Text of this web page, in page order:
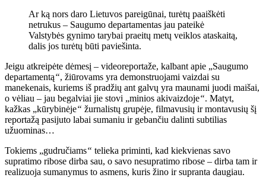
Ar ką nors daro Lietuvos pareigūnai, turėtų paaiškėti
netrukus – Saugumo departamentas jau pateikė
Valstybės gynimo tarybai praeitų metų veiklos ataskaitą,
dalis jos turėtų būti paviešinta.
Jeigu atkreipėte dėmesį – videoreportaže, kalbant apie „Saugumo
departamentą“, žiūrovams yra demonstruojami vaizdai su
manekenais, kuriems iš pradžių ant galvų yra maunami juodi maišai,
o vėliau – jau begalviai jie stovi „minios akivaizdoje“. Matyt,
kažkas „kūrybinėje“ žurnalistų grupėje, filmavusių ir montavusių šį
reportažą pasijuto labai sumaniu ir gebančiu dalinti subtilias
užuominas…
Tokiems „gudručiams“ telieka priminti, kad kiekvienas savo
supratimo ribose dirba sau, o savo nesupratimo ribose – dirba tam ir
realizuoja sumanymus to asmens, kuris žino ir supranta daugiau.